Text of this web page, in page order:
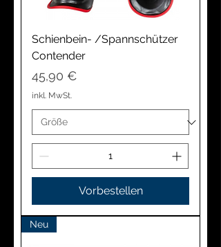
Schienbein- /Spannschützer
Contender
Preis
45,90 €
inkl. MwSt.
Vorbestellen
Neu